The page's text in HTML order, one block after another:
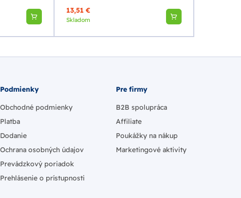
13,51 €
Skladom
Podmienky
Obchodné podmienky
Platba
Dodanie
Ochrana osobných údajov
Prevádzkový poriadok
Prehlásenie o prístupnosti
Pre firmy
B2B spolupráca
Affiliate
Poukážky na nákup
Marketingové aktivity